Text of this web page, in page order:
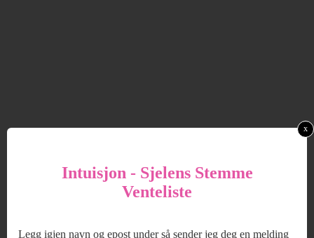
Intuisjon - Sjelens Stemme
Venteliste
Legg igjen navn og epost under så sender jeg deg en melding
x